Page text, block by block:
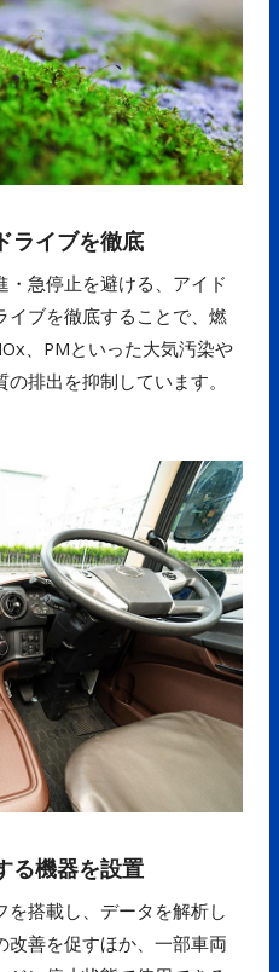
ライブを徹底
急停止を避ける、アイド
イブを徹底することで、燃
、PMといった大気汚染や
排出を抑制しています。
る機器を設置
搭載し、データを解析し
善を促すほか、一部車両